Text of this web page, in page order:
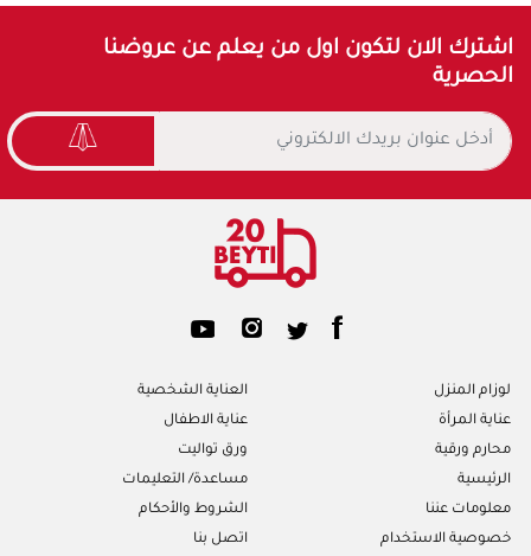
اشترك الان لتكون اول من يعلم عن عروضنا
الحصرية
لوزام المنزل
العناية الشخصية
عناية المرأة
عناية الاطفال
محارم ورقية
ورق تواليت
الرئيسية
مساعدة/ التعليمات
معلومات عننا
الشروط والأحكام
خصوصية الاستخدام
اتصل بنا